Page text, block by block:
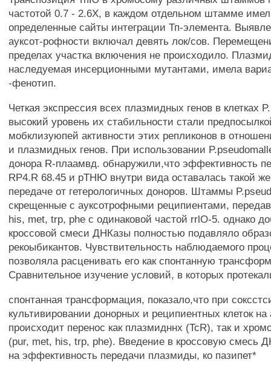
частотой 0.7 - 2.6Х, в каждом отдельном штамме
определенные сайты интеграции Тп-элемента.
ауксот-рофности включал девять лок/сов.
пределах участка включения не происходило.
наследуемая инсерционными мутантами, имела
-фенотип.
Четкая экспрессия всех плазмидных генов в клетках
высокий уровень их стабильности стали
мобклизуюпей активности этих репликонов в
и плазмидных генов. При использовании
донора R-плаамвд. обнаружили,что эффективность
RP4.R 68.45 и рТНЮ внутри вида оставалась такой
передаче от гетерологичных доноров. Штаммы
скрещенные с ауксотрофными реципиентами,
his, met, trp, phe с одинаковой частой rrlO-5. однако
кроссовой смеси ДНКазы полностью подавляло
рекоыбикантов. Чувствительность наблюдаемого
позволяла расценивать его как спонтанную
Сравнительное изучение условий, в которых
спонтанная трансформация, показало,что при
культивировании донорных и реципиентных клеток на
происходит перенос как плазмидннх (TcR), так и
(pur, met, his, trp, phe). Введение в кроссовую смесь
на эффективность передачи плазмиды, ко пазипет*